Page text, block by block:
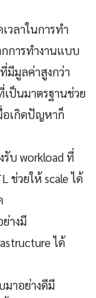
วลาในการทำ
การทำงานแบบ
มีมูลค่าสูงกว่า
ป็นมาตรฐานช่วย
อเกิดปัญหาก็
รับ workload ที่
ช่วยให้ scale ได้
างมี
ได้
าอย่างดีมี